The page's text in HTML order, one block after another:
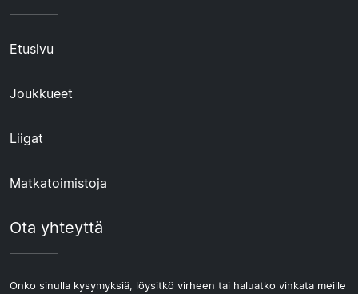
Etusivu
Joukkueet
Liigat
Matkatoimistoja
Ota yhteyttä
Onko sinulla kysymyksiä, löysitkö virheen tai haluatko vinkata meille